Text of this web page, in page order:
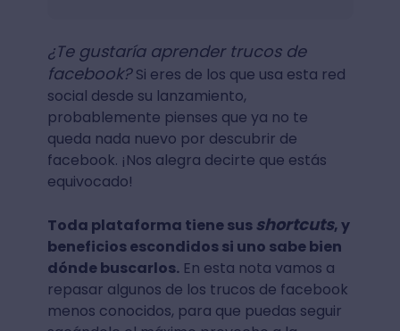
¿Te gustaría aprender trucos de
facebook?Si eres de los que usa esta red
social desde su lanzamiento,
probablemente pienses que ya no te
queda nada nuevo por descubrir de
facebook. ¡Nos alegra decirte que estás
equivocado!
Toda plataforma tiene susshortcuts, y
beneficios escondidos si uno sabe bien
dónde buscarlos.En esta nota vamos a
repasar algunos de los trucos de facebook
menos conocidos, para que puedas seguir